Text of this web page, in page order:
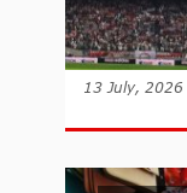
13 July, 2026